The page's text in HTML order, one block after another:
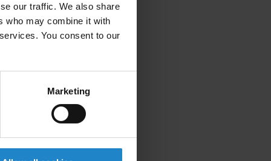
our traffic. We also share
who may combine it with
You consent to our
Marketing